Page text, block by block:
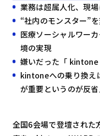
業務は超属人化、現
“社内のモンスター”
医療ソーシャルワー
境の実現
嫌いだった「 kintone
kintoneへの乗り換え
が重要というのが反
全国6会場で登壇された